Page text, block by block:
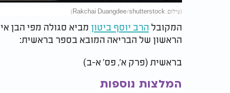
(צילום: Rakchai Duangdee/shutterstock)
המקובל הרב יוסף ביטון מביא סגולה מפי הבן
הראשון של הבריאה המובא בספר בראשית:
בראשית (פרק א', פס' א-ב)
המלצות נוספות